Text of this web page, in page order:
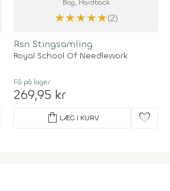
Bog, Hardback
★★★★★(2)
Rsn Stingsamling
Royal School Of Needlework
Få på lager
269,95 kr
shopping_bag LÆG I KURV favorite